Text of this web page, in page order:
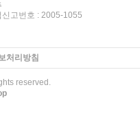
고번호 : 2005-1055
처리방침
reserved.